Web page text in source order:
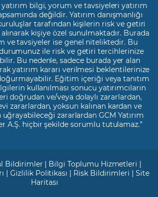
bilgi, yorum ve tavsiyeleri yatırım
değildir. Yatırım danışmanlığı
tarafından kişilerin risk ve getiri
kişiye özel sunulmaktadır. Burada
ve tavsiyeler ise genel niteliktedir. Bu
ile risk ve getiri tercihlerinize
Bu nedenle, sadece burada yer alan
yatırım kararı verilmesi beklentilerinize
Eğitim içeriği veya tanıtım
kullanılması sonucu yatırımcıların
doğrudan ve/veya dolaylı zararlardan,
zararlardan, yoksun kalınan kardan ve
zararlardan GCM Yatırım
A.Ş. hiçbir şekilde sorumlu tutulamaz.”
Bildirimler | Bilgi Toplumu Hizmetleri |
|Gizlilik Politikası | Risk Bildirimleri |Site
Haritası